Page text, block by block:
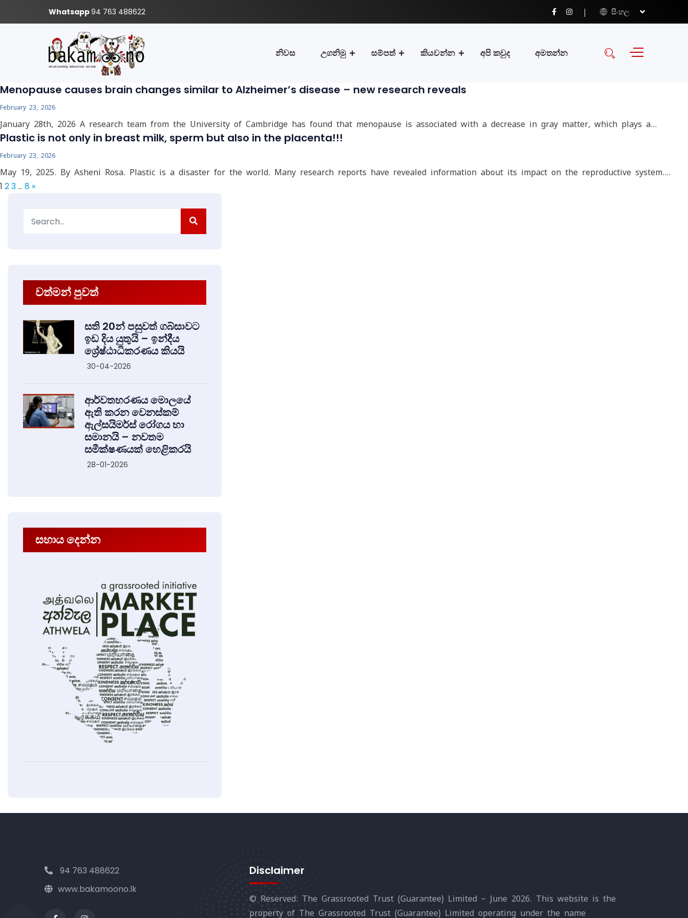
Whatsapp94 763 488622 සිංහල
නිවස උගනිමු සම්පත් කියවන්න අපි කවුද අමතන්න
Menopause causes brain changes similar to Alzheimer’s disease – new research reveals
February 23, 2026
January 28th, 2026 A research team from the University of Cambridge has found that menopause is associated with a decrease in gray matter, which plays a…
Plastic is not only in breast milk, sperm but also in the placenta!!!
February 23, 2026
May 19, 2025. By Asheni Rosa. Plastic is a disaster for the world. Many research reports have revealed information about its impact on the reproductive system.…
1 23… 8 »
for:
වත්මන් පුවත්
සති 20න් පසුවත් ගබ්සාවට
ඉඩ දිය යුතුයි – ඉන්දීය
ශ්‍රේෂ්ඨාධිකරණය කියයි
30-04-2026
ආර්වතහරණය මොලයේ
ඇති කරන වෙනස්කම්
ඇල්සයිමර්ස් රෝගය හා
සමානයි – නවතම
සමීක්ෂණයක් හෙළිකරයි
28-01-2026
සහාය දෙන්න
94 763 488622
www.bakamoono.lk
Disclaimer
© Reserved: The Grassrooted Trust (Guarantee) Limited – June 2026. This website is the
property of The Grassrooted Trust (Guarantee) Limited operating under the name